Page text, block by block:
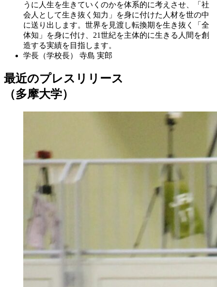
うに人生を生きていくのかを体系的に考えさせ、「社
会人として生き抜く知力」を身に付けた人材を世の中
に送り出します。世界を見渡し転換期を生き抜く「全
体知」を身に付け、21世紀を主体的に生きる人間を創
造する実績を目指します。
学長（学校長）
寺島 実郎
最近のプレスリリース
（多摩大学）